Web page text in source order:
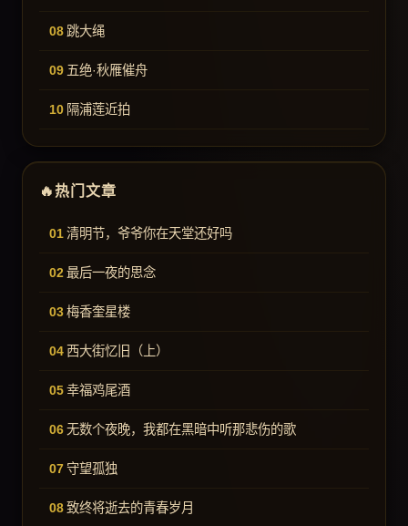
跳大绳
五绝·秋雁催舟
隔浦莲近拍
热门文章
清明节，爷爷你在天堂还好吗
最后一夜的思念
梅香奎星楼
西大街忆旧（上）
幸福鸡尾酒
无数个夜晚，我都在黑暗中听那悲伤的歌
守望孤独
致终将逝去的青春岁月